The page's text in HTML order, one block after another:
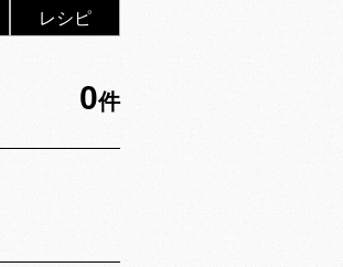
レシピ
0件